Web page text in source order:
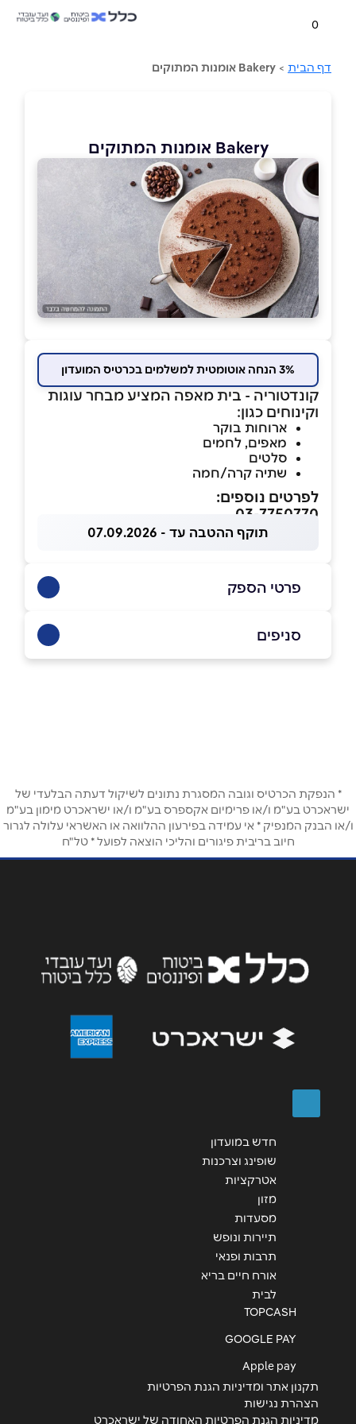
0
דף הבית > Bakery אומנות המתוקים
Bakery אומנות המתוקים
3% הנחה אוטומטית למשלמים בכרטיס המועדון
קונדטוריה - בית מאפה המציע מבחר עוגות
וקינוחים כגון:
ארוחות בוקר
מאפים, לחמים
סלטים
שתיה קרה/חמה
לפרטים נוספים:
03-7750770
תוקף ההטבה עד - 07.09.2026
פרטי הספק
אימייל*
שליחה
סניפים
* הנפקת הכרטיס וגובה המסגרת נתונים לשיקול דעתה הבלעדי של
ישראכרט בע"מ ו/או פרימיום אקספרס בע"מ ו/או ישראכרט מימון בע"מ
ו/או הבנק המנפיק * אי עמידה בפירעון ההלוואה או האשראי עלולה לגרור
חיוב בריבית פיגורים והליכי הוצאה לפועל * טל"ח
חדש במועדון
שופינג וצרכנות
אטרקציות
מזון
מסעדות
תיירות ונופש
תרבות ופנאי
אורח חיים בריא
לבית
TOPCASH
GOOGLE PAY
Apple pay
תקנון אתר ומדיניות הגנת הפרטיות
הצהרת נגישות
מדיניות הגנת הפרטיות האחודה של ישראכרט